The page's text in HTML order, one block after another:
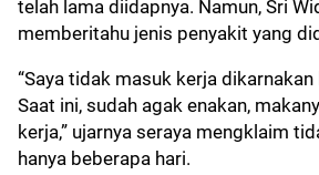
telah lama diidapnya. Namun, Sri
memberitahu jenis penyakit yang
“Saya tidak masuk kerja
Saat ini, sudah agak enakan,
kerja,” ujarnya seraya mengklaim
hanya beberapa hari.